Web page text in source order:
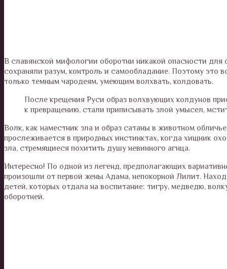
В славянской мифологии оборотни никакой опасности
сохраняли разум, контроль и самообладание. Поэтому
только темным чародеям, умеющим волхвать, колдовать.
После крещения Руси образ волхвующих колдунов
к превращению, стали приписывать злой умысел,
Волк, как наместник зла и образ сатаны в животном
прослеживается в природных инстинктах, когда хищник
зла, стремящиеся похитить душу невинного агнца.
Интересно! По одной из легенд, предполагающих
произошли от первой жены Адама, непокорной Лилит.
детей, которых отдала на воспитание: тигру, медведю,
оборотней.